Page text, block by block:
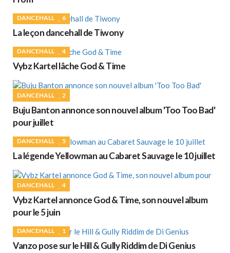
DANCEHALL 6
La leçon dancehall de Tiwony
DANCEHALL 4
Vybz Kartel lâche God & Time
DANCEHALL 2
Buju Banton annonce son nouvel album 'Too Too Bad'
pour juillet
DANCEHALL 5
La légende Yellowman au Cabaret Sauvage le 10 juillet
DANCEHALL 4
Vybz Kartel annonce God & Time, son nouvel album
pour le 5 juin
DANCEHALL 1
Vanzo pose sur le Hill & Gully Riddim de Di Genius